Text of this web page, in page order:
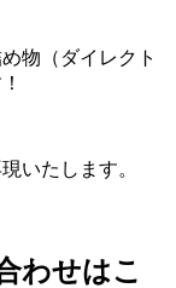
物（ダイレクト
いたします。
わせはこ